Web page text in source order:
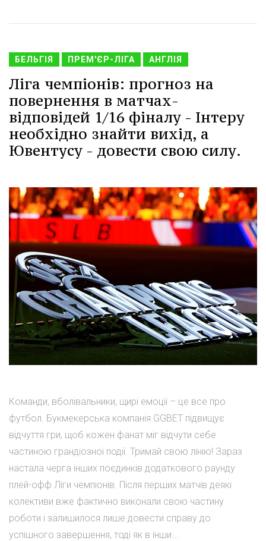
БЕЛЬГІЯ ПРЕМ'ЄР-ЛІГА АНГЛІЯ
Ліга чемпіонів: прогноз на
повернення в матчах-
відповідей 1/16 фіналу - Інтеру
необхідно знайти вихід, а
Ювентусу - довести свою силу.
Команди, вболівальники, щирі емоції – це все про
футбол. Букмекерська компанія GGBET підвищує
відчуття гри, щоб кожен фанат міг відчути себе
частиною грандіозної події. Тримай свою лінію! Зараз
настала черга інших поєдинків додаткового раунду
плей-офф Ліги чемпіонів. Після перших матчів деякі
колективи вже фактично виконали свою частину
роботи і залишилося лише довести справу до
успішного завершення, тоді як в інши...